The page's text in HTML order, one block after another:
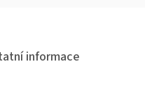
informace